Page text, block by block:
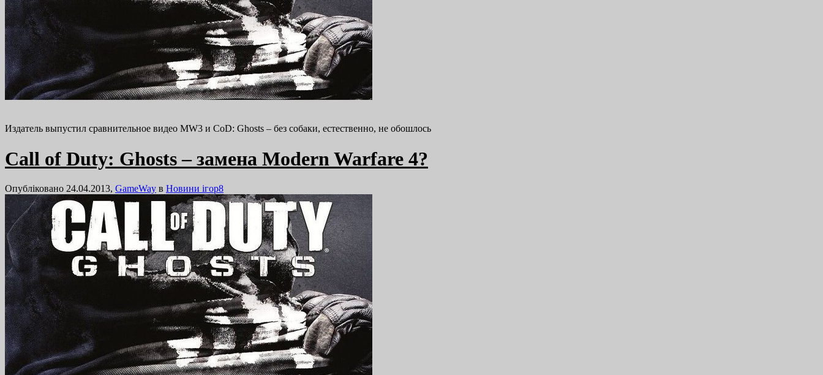
Издатель выпустил сравнительное видео MW3 и CoD: Ghosts – без собаки, естественно, не обошлось
Call of Duty: Ghosts – замена Modern Warfare 4?
Опубліковано 24.04.2013, GameWay в Новини ігор8